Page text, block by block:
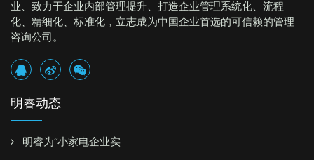
业、致力于企业内部管理提升、打造企业管理系统化、流程
化、精细化、标准化，立志成为中国企业首选的可信赖的管理
咨询公司。
明睿动态
明睿为“小家电企业实